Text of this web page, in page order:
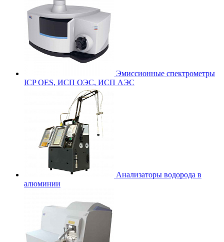
Эмиссионные спектрометры
ICP OES, ИСП ОЭС, ИСП АЭС
Анализаторы водорода в
алюминии